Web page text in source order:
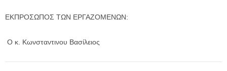
ΕΚΠΡΟΣΩΠΟΣ ΤΩΝ ΕΡΓΑΖΟΜΕΝΩΝ:
Ο κ. Κωνσταντινου Βασίλειος